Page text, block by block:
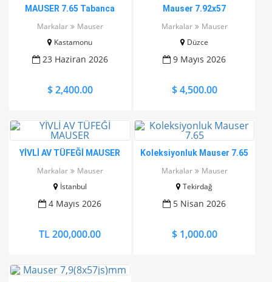
MAUSER 7.65 Tabanca
Markalar
Mauser
Kastamonu
23 Haziran 2026
$ 2,400.00
Mauser 7.92x57
Markalar
Mauser
Düzce
9 Mayıs 2026
$ 4,500.00
YİVLİ AV TÜFEĞİ MAUSER
Markalar
Mauser
İstanbul
4 Mayıs 2026
TL 200,000.00
Koleksiyonluk Mauser 7.65
Markalar
Mauser
Tekirdağ
5 Nisan 2026
$ 1,000.00